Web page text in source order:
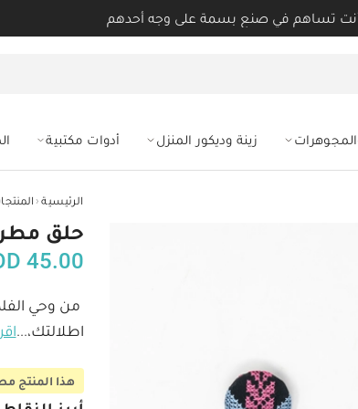
تساهم في صنع بسمة على وجه أحدهم
زينة وديكور المنزل أدوات مكتبية
الرئيسية ‹
حلق
45.00
من وحي
اطلالتك،...
هذا المنتج مصنوع يدويا،